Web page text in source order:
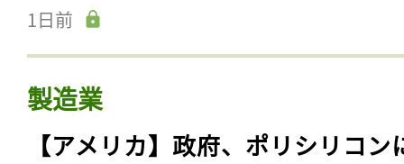
1日前
製造業
【アメリカ】政府、ポリシリコン